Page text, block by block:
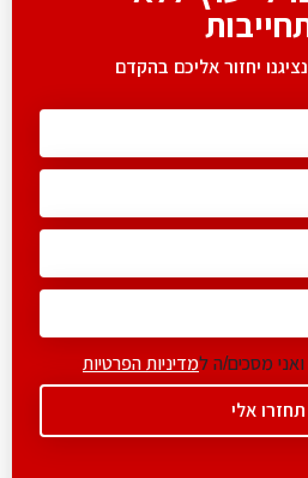
יחזור אליכם בהקדם
ה למדיניות הפרטיות